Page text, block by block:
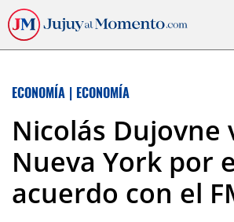
ECONOMÍA | ECONOMÍA
Nicolás Dujovne
Nueva York por
acuerdo con el